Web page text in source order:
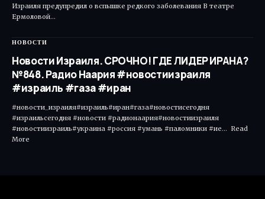
Израиля предупредил о вспышке редкого заболевания В театре
Ермоловой…
НОВОСТИ
Новости Израиля. СРОЧНО! ГДЕ ЛИДЕР ИРАНА?
№848. Радио Наария #новостиизраиля
#израиль #газа #иран
#новости_израиля#израиль#иран#газа#новостисегодня
#израильсегодня #новости #радионаария#новостиизраиля
#новостиизраиль#украина #россия #умань #паломники #ие... Read
More ​